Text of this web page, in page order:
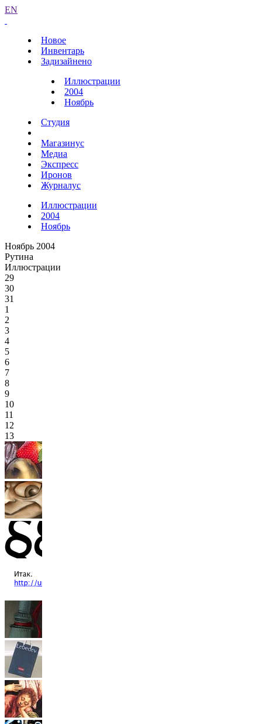
EN
Новое
Инвентарь
Задизайнено
Иллюстрации
2004
Ноябрь
Студия
Магазинус
Медиа
Экспресс
Иронов
Журналус
Иллюстрации
2004
Ноябрь
Ноябрь 2004
Рутина
Иллюстрации
29
30
31
1
2
3
4
5
6
7
8
9
10
11
12
13